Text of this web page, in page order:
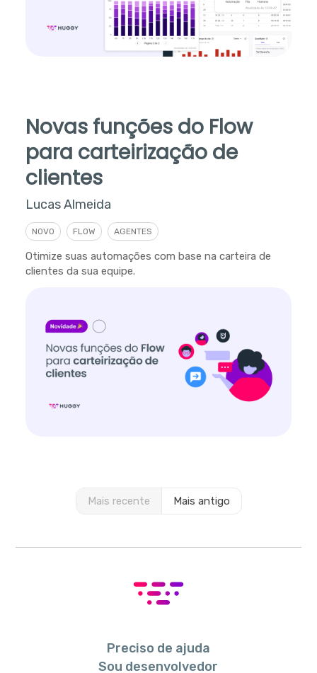
Novas funções do Flow
para carteirização de
clientes
Lucas Almeida
NOVO FLOW AGENTES
Otimize suas automações com base na carteira de
clientes da sua equipe.
Mais recente Mais antigo
Preciso de ajuda
Sou desenvolvedor